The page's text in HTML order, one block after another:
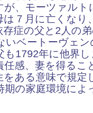
が、モーツァルト
は７月に亡くなり
症の父と2人の
いベートーヴェ
も1792年に他界
感、妻を得るこ
をある意味で規定
期の家庭環境によ